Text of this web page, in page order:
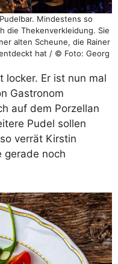
Mindestens so
die Thekenverkleidung. Sie
alten Scheune, die Rainer
hat / © Foto: Georg
locker. Er ist nun mal
Gastronom
auf dem Porzellan
Pudel sollen
verrät Kirstin
gerade noch